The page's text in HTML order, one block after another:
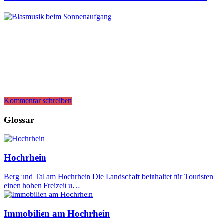
Kommentar schreiben
Glossar
Hochrhein
Berg und Tal am Hochrhein Die Landschaft beinhaltet für Touristen
einen hohen Freizeit u…
Immobilien am Hochrhein